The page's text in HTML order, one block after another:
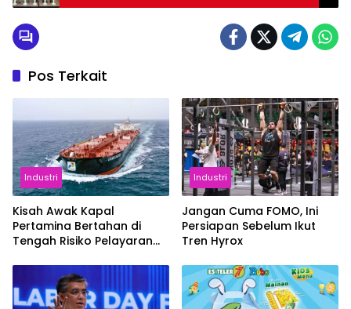
Pos Terkait
Industri
Kisah Awak Kapal
Pertamina Bertahan di
Tengah Risiko Pelayaran
Industri
Jangan Cuma FOMO, Ini
Persiapan Sebelum Ikut
Tren Hyrox